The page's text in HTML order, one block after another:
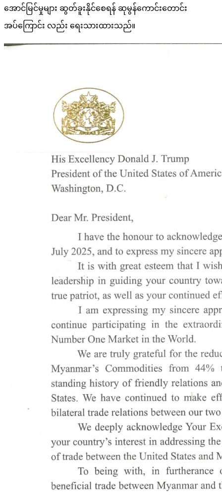
အောင်မြင်မှုများ ဆွတ်ခူးနိုင်စေရန် ဆုမွန်ကောင်းတောင်း
အပ်ကြောင်း လည်း ရေးသားထားသည်။